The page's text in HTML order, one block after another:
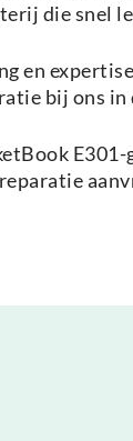
die snel
en
bij ons